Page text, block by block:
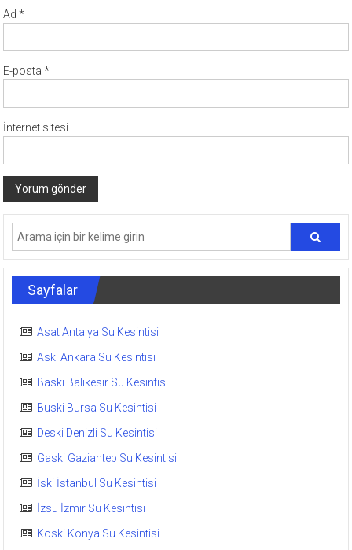
Ad*
E-posta*
İnternet sitesi
Sayfalar
Asat Antalya Su Kesintisi
Aski Ankara Su Kesintisi
Baski Balıkesir Su Kesintisi
Buski Bursa Su Kesintisi
Deski Denizli Su Kesintisi
Gaski Gaziantep Su Kesintisi
İski İstanbul Su Kesintisi
İzsu İzmir Su Kesintisi
Koski Konya Su Kesintisi